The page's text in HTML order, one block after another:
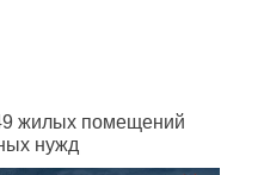
жилых помещений
нужд